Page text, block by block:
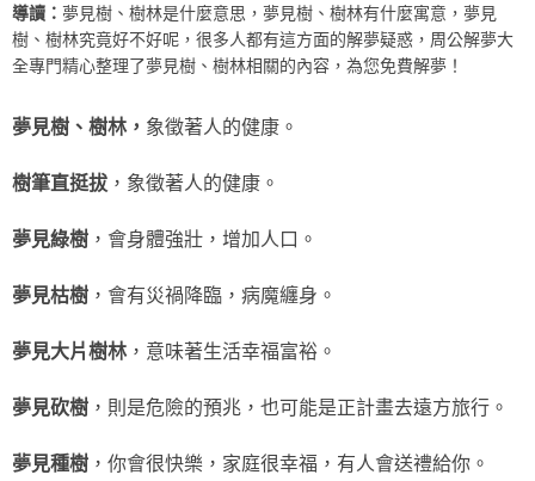
導讀： 夢見樹、樹林是什麼意思，夢見樹、樹林有什麼寓意，夢見
樹、樹林究竟好不好呢，很多人都有這方面的解夢疑惑，周公解夢大
全專門精心整理了夢見樹、樹林相關的內容，為您免費解夢！
夢見樹、樹林， 象徵著人的健康。
樹筆直挺拔 ，象徵著人的健康。
夢見綠樹 ，會身體強壯，增加人口。
夢見枯樹 ，會有災禍降臨，病魔纏身。
夢見大片樹林，意味著生活幸福富裕。
夢見砍樹 ，則是危險的預兆，也可能是正計畫去遠方旅行。
夢見種樹 ，你會很快樂，家庭很幸福，有人會送禮給你。